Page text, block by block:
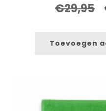
€29,95
Toevoegen